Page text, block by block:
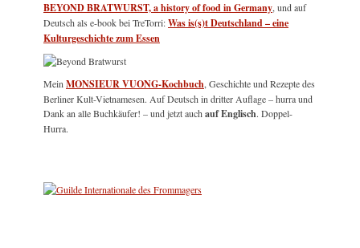
BEYOND BRATWURST, a history of food in Germany, und auf
Deutsch als e-book bei TreTorri:Was is(s)t Deutschland – eine
Kulturgeschichte zum Essen
MeinMONSIEUR VUONG-Kochbuch, Geschichte und Rezepte des
Berliner Kult-Vietnamesen. Auf Deutsch in dritter Auflage – hurra und
Dank an alle Buchkäufer! – und jetzt auchauf Englisch. Doppel-
Hurra.